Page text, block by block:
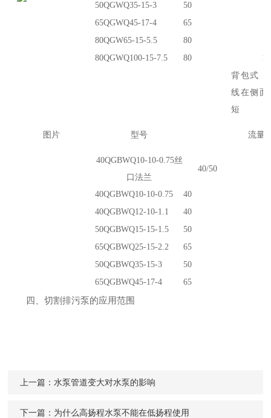
50QGWQ35-15-3
50
65QGWQ45-17-4
65
80QGW65-15-5.5
80
80QGWQ100-15-7.5
80
背包式（
线在侧面
短
图片 型号 流量
40QGBWQ10-10-0.75丝
口法兰
40/50
40QGBWQ10-10-0.75 40
40QGBWQ12-10-1.1
40
50QGBWQ15-15-1.5
50
65QGBWQ25-15-2.2
65
50QGBWQ35-15-3
50
65QGBWQ45-17-4
65
四、切割排污泵的应用范围
上一篇：水泵管道变大对水泵的影响
下一篇： 为什么高扬程水泵不能在低扬程使用